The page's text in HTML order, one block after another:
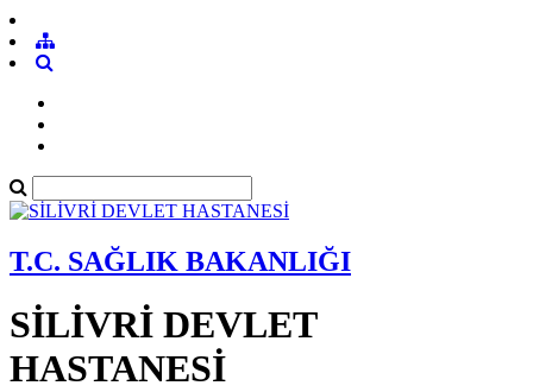
T.C. SAĞLIK BAKANLIĞI
SİLİVRİ DEVLET
HASTANESİ